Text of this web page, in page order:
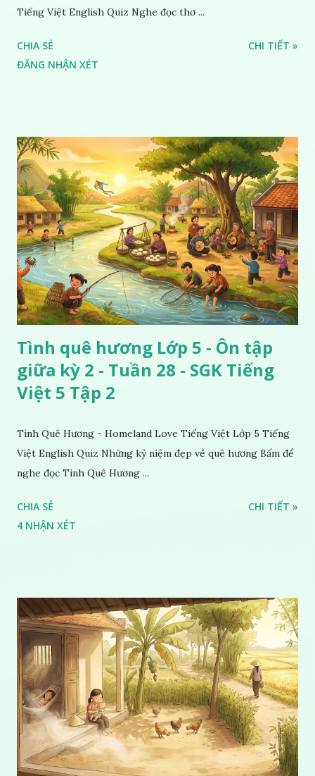
Tiếng Việt English Quiz Nghe đọc thơ ...
CHIA SẺ
ĐĂNG NHẬN XÉT
CHI TIẾT »
Tình quê hương Lớp 5 - Ôn tập
giữa kỳ 2 - Tuần 28 - SGK Tiếng
Việt 5 Tập 2
Tình Quê Hương - Homeland Love Tiếng Việt Lớp 5 Tiếng
Việt English Quiz Những kỷ niệm đẹp về quê hương Bấm để
nghe đọc Tình Quê Hương ...
CHIA SẺ
4 NHẬN XÉT
CHI TIẾT »